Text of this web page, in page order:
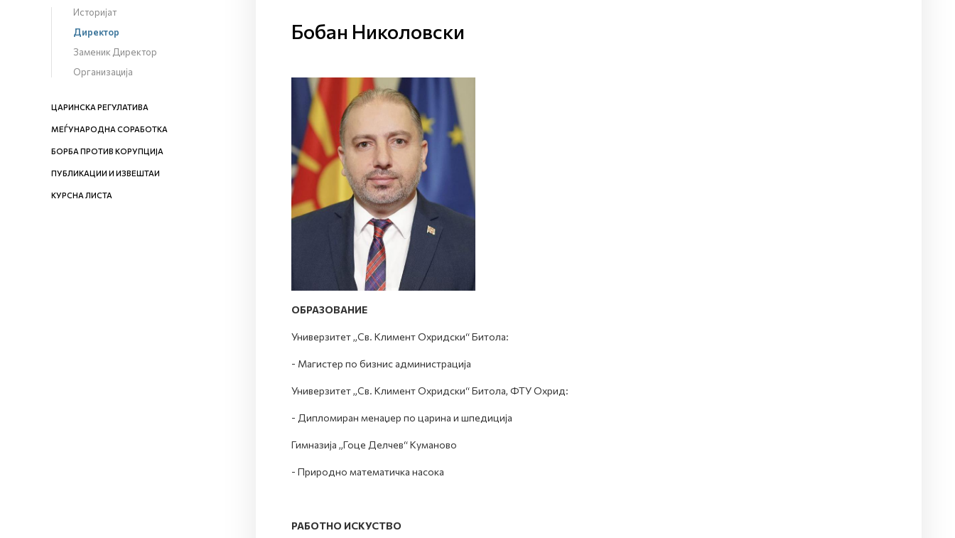
Историјат
Директор
Заменик Директор
Организација
ЦАРИНСКА РЕГУЛАТИВА
МЕЃУНАРОДНА СОРАБОТКА
БОРБА ПРОТИВ КОРУПЦИЈА
ПУБЛИКАЦИИ И ИЗВЕШТАИ
КУРСНА ЛИСТА
Бобан Николовски
ОБРАЗОВАНИЕ
Универзитет „Св. Климент Охридски“ Битола:
- Магистер по бизнис администрација
Универзитет „Св. Климент Охридски“ Битола, ФТУ Охрид:
- Дипломиран менаџер по царина и шпедиција
Гимназија „Гоце Делчев“ Куманово
- Природно математичка насока
РАБОТНО ИСКУСТВО